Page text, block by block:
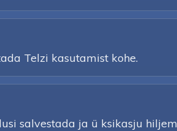
Telzi kasutamist kohe.
salvestada ja ü ksikasju